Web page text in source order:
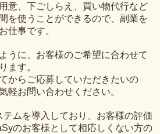
意、下ごしらえ、買い物代行など
を使うことができるので、副業を
仕事です。
うに、お客様のご希望に合わせて
ます。
からご応募していただきたいの
軽お問い合わせください。
ムを導入しており、お客様の評価
のお客様として相応しくない方の